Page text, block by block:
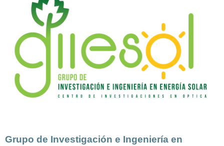
Grupo de Investigación e Ingeniería en